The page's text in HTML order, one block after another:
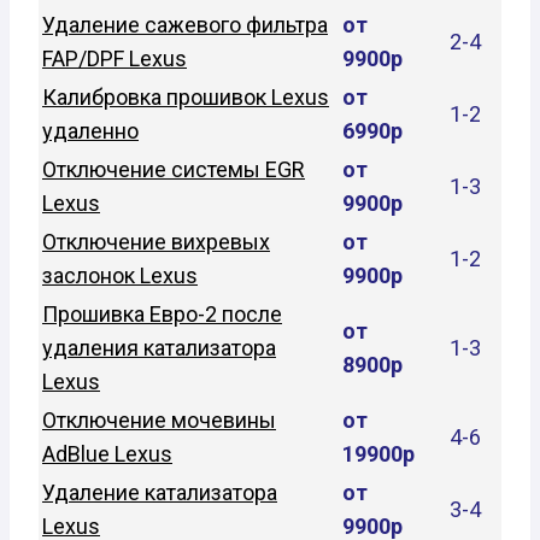
Удаление сажевого фильтра
FAP/DPF Lexus
от
9900р
2-4
Калибровка прошивок Lexus
удаленно
от
6990р
1-2
Отключение системы EGR
Lexus
от
9900р
1-3
Отключение вихревых
заслонок Lexus
от
9900р
1-2
Прошивка Евро-2 после
удаления катализатора
Lexus
от
8900р
1-3
Отключение мочевины
AdBlue Lexus
от
19900р
4-6
Удаление катализатора
Lexus
от
9900р
3-4